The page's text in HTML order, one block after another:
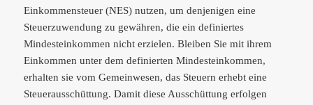
Einkommensteuer (NES) nutzen, um denjenigen eine
Steuerzuwendung zu gewähren, die ein definiertes
Mindesteinkommen nicht erzielen. Bleiben Sie mit ihrem
Einkommen unter dem definierten Mindesteinkommen,
erhalten sie vom Gemeinwesen, das Steuern erhebt eine
Steuerausschüttung. Damit diese Ausschüttung erfolgen